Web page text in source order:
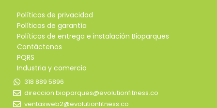
Políticas de privacidad
Políticas de garantía
Políticas de entrega e instalación Bioparques
Contáctenos
PQRS
Industria y comercio
318 889 5896
direccion.bioparques@evolutionfitness.co
ventasweb2@evolutionfitness.co